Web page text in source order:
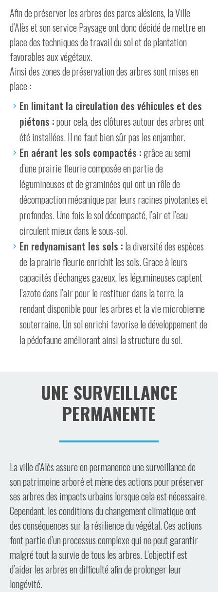
Afin de préserver les arbres des parcs alésiens, la Ville
d’Alès et son service Paysage ont donc décidé de mettre en
place des techniques de travail du sol et de plantation
favorables aux végétaux.
Ainsi des zones de préservation des arbres sont mises en
place :
En limitant la circulation des véhicules et des
piétons :pour cela, des clôtures autour des arbres ont
été installées. Il ne faut bien sûr pas les enjamber.
En aérant les sols compactés :grâce au semi
d’une prairie fleurie composée en partie de
légumineuses et de graminées qui ont un rôle de
décompaction mécanique par leurs racines pivotantes et
profondes. Une fois le sol décompacté, l’air et l’eau
circulent mieux dans le sous-sol.
En redynamisant les sols : la diversité des espèces
de la prairie fleurie enrichit les sols. Grace à leurs
capacités d’échanges gazeux, les légumineuses captent
l’azote dans l’air pour le restituer dans la terre, la
rendant disponible pour les arbres et la vie microbienne
souterraine. Un sol enrichi favorise le développement de
la pédofaune améliorant ainsi la structure du sol.
UNE SURVEILLANCE
PERMANENTE
La ville d’Alès assure en permanence une surveillance de
son patrimoine arboré et mène des actions pour préserver
ses arbres des impacts urbains lorsque cela est nécessaire.
Cependant, les conditions du changement climatique ont
des conséquences sur la résilience du végétal. Ces actions
font partie d’un processus complexe qui ne peut garantir
malgré tout la survie de tous les arbres. L’objectif est
d’aider les arbres en difficulté afin de prolonger leur
longévité.